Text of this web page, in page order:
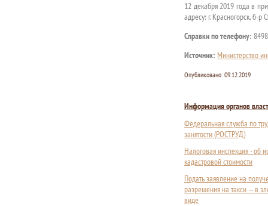
12 декабря 2019 года в
адресу: г. Красногорск, б-р
Справки по телефону:
Источник: Министерство
Опубликовано: 09.12.2019
Информация органов
Федеральная служба по
занятости (РОСТРУД)
Налоговая инспекция - об
кадастровой стоимости
Подать заявление на
разрешения на такси — в
виде